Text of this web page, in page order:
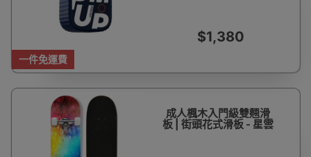
一件免運費
$1,380
成人楓木入門級雙翹滑
板 | 街頭花式滑板 - 星雲